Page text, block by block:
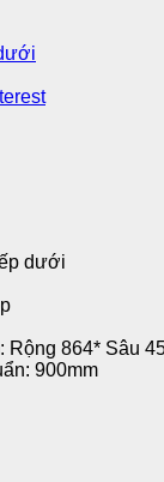
dưới
Rộng 864* Sâu
900mm